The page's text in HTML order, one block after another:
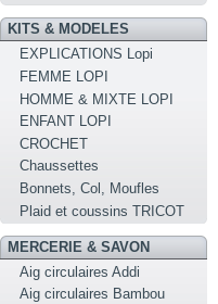
KITS & MODELES
EXPLICATIONS Lopi
FEMME LOPI
HOMME & MIXTE LOPI
ENFANT LOPI
CROCHET
Chaussettes
Bonnets, Col, Moufles
Plaid et coussins TRICOT
MERCERIE & SAVON
Aig circulaires Addi
Aig circulaires Bambou